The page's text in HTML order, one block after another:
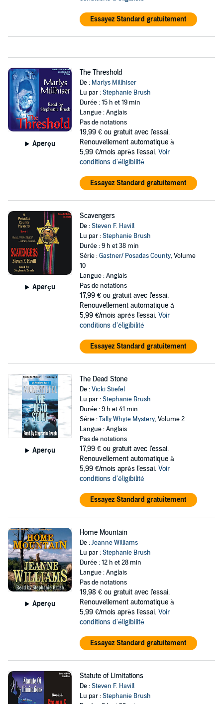
Essayez Standard gratuitement
Aperçu
The Threshold
De : Marlys Millhiser
Lu par :Stephanie Brush
Durée : 15 h et 19 min
Langue : Anglais
Pas de notations
19,99 € ou gratuit avec l'essai.
Renouvellement automatique à
5,99 €/mois après l'essai. Voir
conditions d'éligibilité
Essayez Standard gratuitement
Aperçu
Scavengers
De :Steven F. Havill
Lu par :Stephanie Brush
Durée : 9 h et 38 min
Série :Gastner/ Posadas County, Volume
10
Langue : Anglais
Pas de notations
17,99 € ou gratuit avec l'essai.
Renouvellement automatique à
5,99 €/mois après l'essai. Voir
conditions d'éligibilité
Essayez Standard gratuitement
Aperçu
The Dead Stone
De :Vicki Stiefel
Lu par :Stephanie Brush
Durée : 9 h et 41 min
Série :Tally Whyte Mystery, Volume 2
Langue : Anglais
Pas de notations
17,99 € ou gratuit avec l'essai.
Renouvellement automatique à
5,99 €/mois après l'essai. Voir
conditions d'éligibilité
Essayez Standard gratuitement
Aperçu
Home Mountain
De :Jeanne Williams
Lu par :Stephanie Brush
Durée : 12 h et 28 min
Langue : Anglais
Pas de notations
19,98 € ou gratuit avec l'essai.
Renouvellement automatique à
5,99 €/mois après l'essai. Voir
conditions d'éligibilité
Essayez Standard gratuitement
Statute of Limitations
De :Steven F. Havill
Lu par :Stephanie Brush